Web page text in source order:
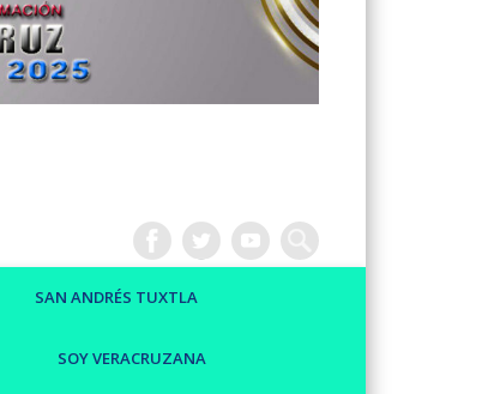
SAN ANDRÉS TUXTLA
SOY VERACRUZANA